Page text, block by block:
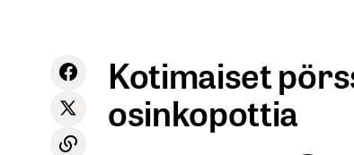
Kotimaiset
osinkopottia